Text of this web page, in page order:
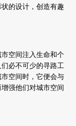
的设计，创造有趣
空间注入生命和个
必不可少的寻路工
空间时，它便会与
强他们对城市空间